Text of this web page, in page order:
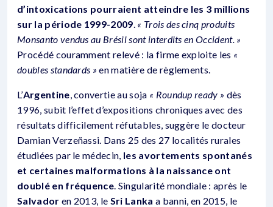
d’intoxications pourraient atteindre les 3 millions
sur la période 1999-2009. « Trois des cinq produits
Monsanto vendus au Brésil sont interdits en Occident. »
Procédé couramment relevé : la firme exploite les «
doubles standards » en matière de règlements.
L’Argentine, convertie au soja « Roundup ready » dès
1996, subit l’effet d’expositions chroniques avec des
résultats difficilement réfutables, suggère le docteur
Damian Verzeñassi. Dans 25 des 27 localités rurales
étudiées par le médecin, les avortements spontanés
et certaines malformations à la naissance ont
doublé en fréquence. Singularité mondiale : après le
Salvador en 2013, le Sri Lanka a banni, en 2015, le